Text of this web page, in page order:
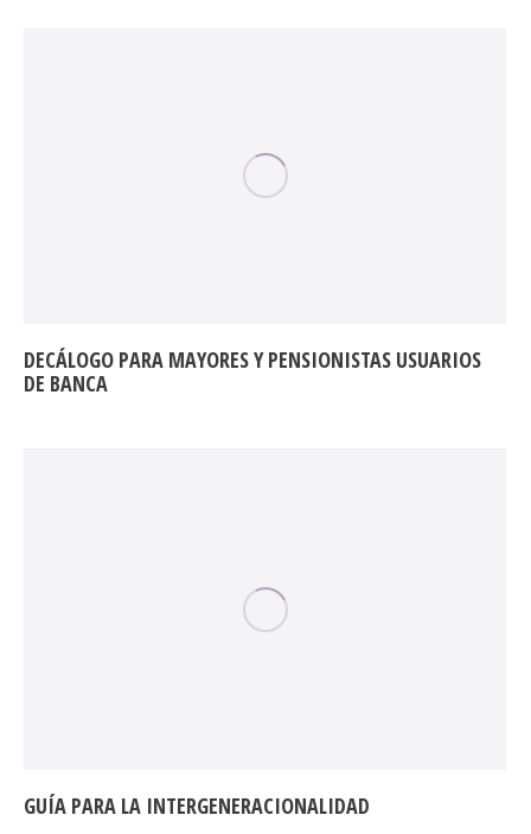
DECÁLOGO PARA MAYORES Y PENSIONISTAS USUARIOS
DE BANCA
GUÍA PARA LA INTERGENERACIONALIDAD